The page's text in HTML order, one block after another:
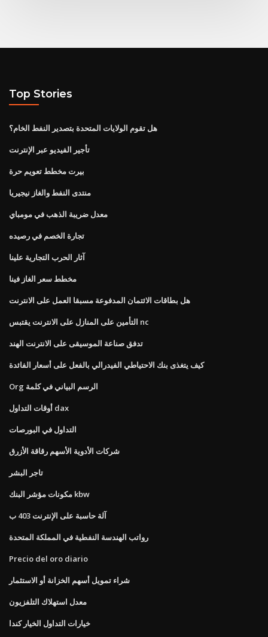
Top Stories
هل تقوم الولايات المتحدة بتصدير النفط الخام؟
تأجير الفيديو عبر الإنترنت
بيرت مخطط تعويم حرة
منتدى النفط والغاز نيجيريا
معدل ضريبة الذهب في مومباي
تجارة الخصم في رصيده
آثار الحرب التجارية علينا
مخطط سعر الغاز فينا
هل بطاقات الائتمان المدفوعة مسبقا العمل على الانترنت
التأمين على المنازل على الانترنت يقتبس nc
تدفق صناعة الموسيقى على الانترنت الهند
كيف يتغذى بنك الاحتياطي الفيدرالي بالفعل على أسعار الفائدة
Org الرسم البياني في كلمة
أوقات التداول dax
التداول في البورصات
شركات الأدوية الأسهم رقاقة الأزرق
تاجر البشر
مكونات مؤشر البنك kbw
آلة حاسبة على الإنترنت 403 ب
رواتب الهندسة النفطية في المملكة المتحدة
Precio del oro diario
شراء تمويل أسهم الخزانة أو الاستثمار
معدل استهلاك التلفزيون
خيارات التداول الخيار كندا